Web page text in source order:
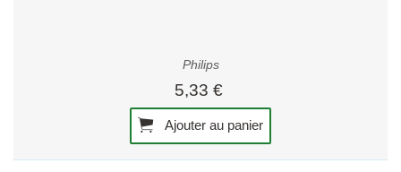
Philips
5,33 €
Ajouter au panier